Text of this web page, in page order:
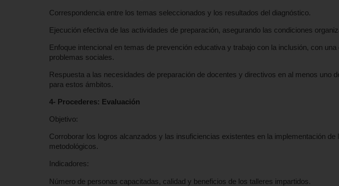
Correspondencia entre los temas seleccionados y los resultados del diagnóstico.
Ejecución efectiva de las actividades de preparación, asegurando las condiciones
Enfoque intencional en temas de prevención educativa y trabajo con la inclusión, con
problemas sociales.
Respuesta a las necesidades de preparación de docentes y directivos en al menos uno
para estos ámbitos.
4- Procederes: Evaluación
Objetivo:
Corroborar los logros alcanzados y las insuficiencias existentes en la implementación de
metodológicos.
Indicadores:
Número de personas capacitadas, calidad y beneficios de los talleres impartidos.